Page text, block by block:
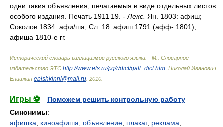
одни такия объявления, печатаемыя в виде отдельных листов
особого издания. Печать 1911 19. - Лекс. Ян. 1803: афиш;
Соколов 1834: афи/ша; Сл. 18: афиш 1791 (афф- 1801),
афиша 1810-е гг.
Исторический словарь галлицизмов русского языка. - М.: Словарное
издательство ЭТС http://www.ets.ru/pg/r/dict/gall_dict.htm Николай Иванович
Епишкин epishkinni@mail.ru 2010
Игры ⚽
Поможем решить контрольную работу
Синонимы:
афишка
киноафиша объявление плакат, реклама